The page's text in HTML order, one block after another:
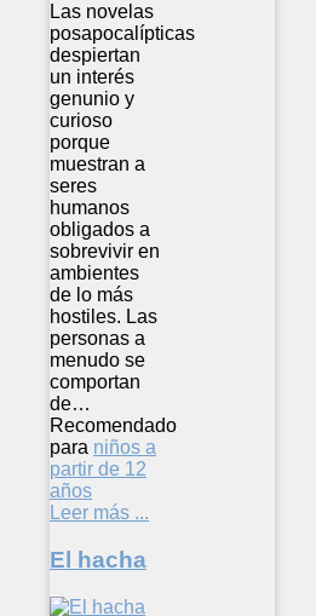
Las novelas
posapocalípticas
despiertan
un interés
genunio y
curioso
porque
muestran a
seres
humanos
obligados a
sobrevivir en
ambientes
de lo más
hostiles. Las
personas a
menudo se
comportan
de…
Recomendado
para niños a
partir de 12
años
Leer más ...
El hacha